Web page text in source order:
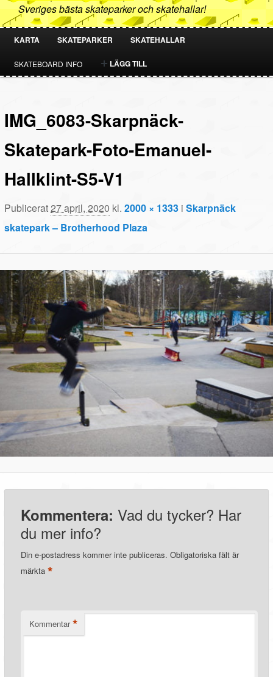
Sveriges bästa skateparker och skatehallar!
HOPPA
TILL
INNEHÅLL
HOPPA
TILL
INNEHÅLL
KARTA SKATEPARKER SKATEHALLAR
SKATEBOARD INFO LÄGG TILL
IMG_6083-Skarpnäck-
Skatepark-Foto-Emanuel-
Hallklint-S5-V1
Publicerat27 april, 2020 kl.2000 × 1333 iSkarpnäck
skatepark – Brotherhood Plaza
Kommentera: Vad du tycker? Har
du mer info?
Din e-postadress kommer inte publiceras. Obligatoriska fält är
märkta*
Kommentar *